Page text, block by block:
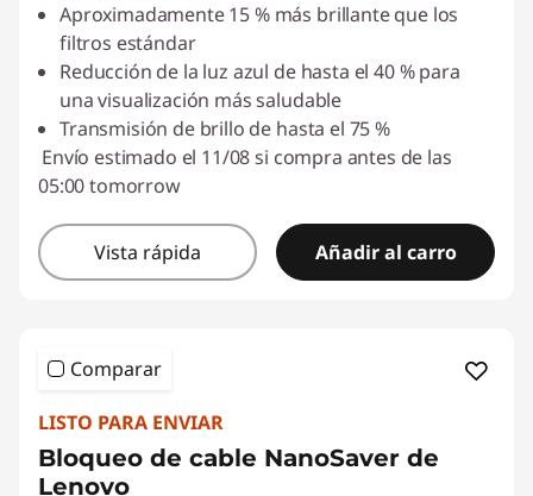
Aproximadamente 15 % más brillante que los
filtros estándar
Reducción de la luz azul de hasta el 40 % para
una visualización más saludable
Transmisión de brillo de hasta el 75 %
Envío estimado el 11/08 si compra antes de las
05:00 tomorrow
Vista rápida Añadir al carro
Comparar
LISTO PARA ENVIAR
Bloqueo de cable NanoSaver de
Lenovo